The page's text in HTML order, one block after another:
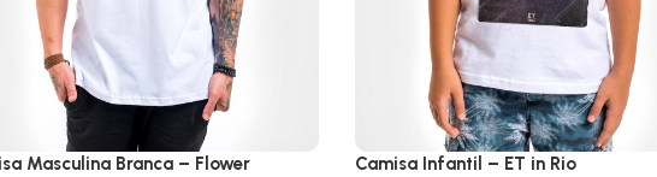
Masculina Branca – Flower
Camisa Infantil – ET in Rio